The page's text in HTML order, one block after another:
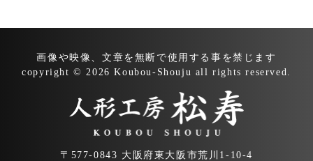
ゲ
シ
画像や映像、文章を無断で使用する事を禁じます
copyright © 2026 Koubou-Shouju all rights reserved.
〒577-0843 大阪府東大阪市荒川1-10-4